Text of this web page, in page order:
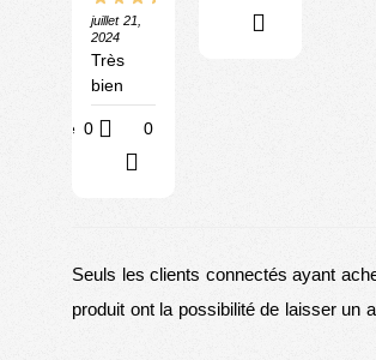
juillet 21,
2024
Très
bien
Utile 0 0
Seuls les clients connectés ayant
produit ont la possibilité de laisser un